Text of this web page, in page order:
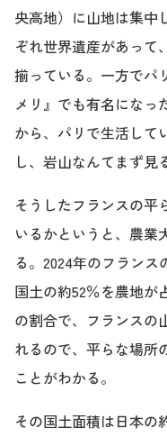
央高地）に山地は集中
ぞれ世界遺産があって
揃っている。一方でパ
メリ』でも有名になっ
から、パリで生活して
し、岩山なんてまず見
そうしたフランスの平
いるかというと、農業
る。2024年のフラン
国土の約52％を農地が
の割合で、フランスの
れるので、平らな場所
ことがわかる。
その国土面積は日本の